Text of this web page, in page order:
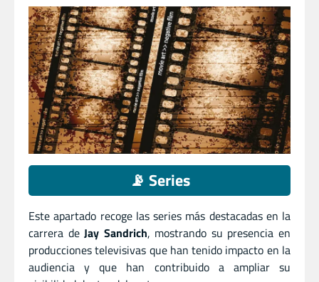
📡 Series
Este apartado recoge las series más destacadas en la
carrera deJay Sandrich, mostrando su presencia en
producciones televisivas que han tenido impacto en la
audiencia y que han contribuido a ampliar su